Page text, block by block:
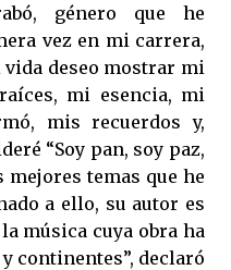
género que he
vez en mi carrera,
vida deseo mostrar mi
mi esencia, mi
mis recuerdos y,
“Soy pan, soy paz,
mejores temas que he
a ello, su autor es
música cuya obra ha
continentes”, declaró